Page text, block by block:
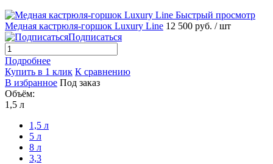
Быстрый просмотр
Медная кастрюля-горшок Luxury Line 12 500 руб. / шт
Подписаться
Подробнее
Купить в 1 клик К сравнению
В избранное Под заказ
Объём:
1,5 л
1,5 л
5 л
8 л
3,3